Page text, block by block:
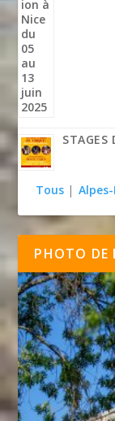
STAGES
Tous |
PHOTO DE